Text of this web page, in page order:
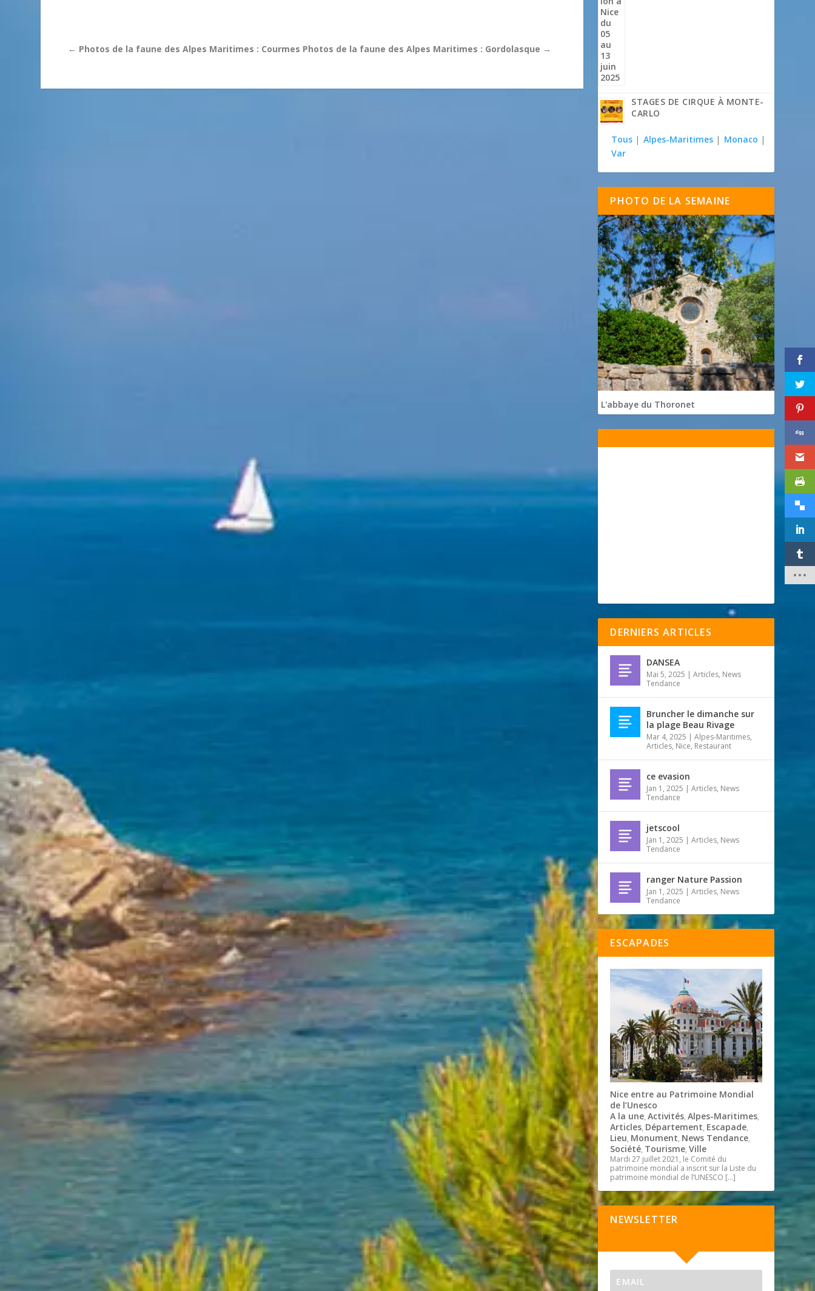
← Photos de la faune des Alpes Maritimes : Courmes Photos de la faune des Alpes Maritimes : Gordolasque →
STAGES DE CIRQUE À MONTE-
CARLO
Tous | Alpes-Maritimes | Monaco |
Var
PHOTO DE LA SEMAINE
L'abbaye du Thoronet
DERNIERS ARTICLES
DANSEA
Mai 5, 2025 |Articles, News
Tendance
Bruncher le dimanche sur
la plage Beau Rivage
Mar 4, 2025 |Alpes-Maritimes,
Articles, Nice, Restaurant
ce evasion
Jan 1, 2025 |Articles, News
Tendance
jetscool
Jan 1, 2025 |Articles, News
Tendance
ranger Nature Passion
Jan 1, 2025 |Articles, News
Tendance
ESCAPADES
Nice entre au Patrimoine Mondial
de l’Unesco
A la une,Activités,Alpes-Maritimes,
Articles, Département, Escapade,
Lieu, Monument, News Tendance,
Société, Tourisme,Ville
Mardi 27 juillet 2021, le Comité du
patrimoine mondial a inscrit sur la Liste du
patrimoine mondial de l’UNESCO […]
NEWSLETTER